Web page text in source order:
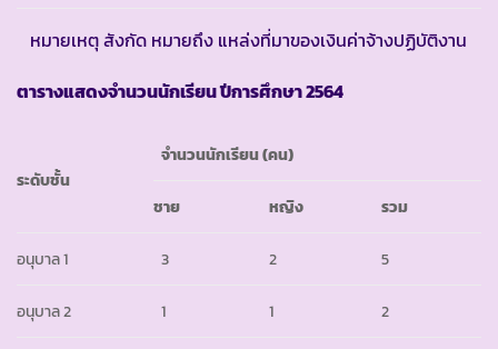
หมายเหตุ สังกัด หมายถึง แหล่งที่มาของเงินค่าจ้างปฏิบัติงาน
ตารางแสดงจำนวนนักเรียน ปีการศึกษา2564
ระดับชั้น
จำนวนนักเรียน (คน)
ชาย หญิง รวม
อนุบาล 1 3 2 5
อนุบาล 2 1 1 2